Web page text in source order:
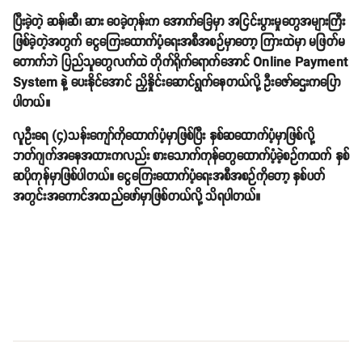
ပြီးခဲ့တဲ့ ဆန်၊ဆီ၊ ဆား ဝေခဲ့တုန်းက အောက်ခြေမှာ အငြင်းပွားမှုတွေအများကြီး
ဖြစ်ခဲ့တဲ့အတွက် ငွေကြေးထောက်ပံ့ရေးအစီအစဉ်မှာတော့ ကြားထဲမှာ မဖြတ်မ
တောက်ဘဲ ပြည်သူတွေလက်ထဲ တိုက်ရိုက်ရောက်အောင် Online Payment
System နဲ့ ပေးနိုင်အောင် ညှိနှိုင်းဆောင်ရွက်နေတယ်လို့ ဦးဇော်ဌေးကပြော
ပါတယ်။
လူဦးရေ (၄)သန်းကျော်ကိုထောက်ပံ့မှာဖြစ်ပြီး နှစ်ဆထောက်ပံ့မှာဖြစ်လို့
ဘတ်ဂျက်အနေအထားကလည်း စားသောက်ကုန်တွေထောက်ပံ့ခဲ့စဉ်ကထက် နှစ်
ဆပိုကုန်မှာဖြစ်ပါတယ်။ ငွေကြေးထောက်ပံ့ရေးအစီအစဉ်ကိုတော့ နှစ်ပတ်
အတွင်းအကောင်အထည်ဖော်မှာဖြစ်တယ်လို့ သိရပါတယ်။